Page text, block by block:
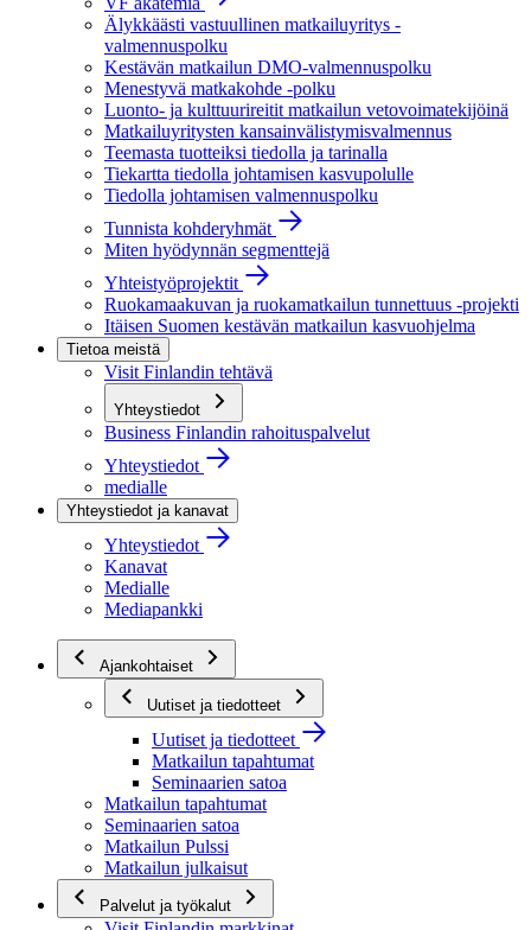
Älykkäästi vastuullinen matkailuyritys -
valmennuspolku
Kestävän matkailun DMO-valmennuspolku
Menestyvä matkakohde -polku
Luonto- ja kulttuurireitit matkailun vetovoimatekijöinä
Matkailuyritysten kansainvälistymisvalmennus
Teemasta tuotteiksi tiedolla ja tarinalla
Tiekartta tiedolla johtamisen kasvupolulle
Tiedolla johtamisen valmennuspolku
Tunnista kohderyhmät
Miten hyödynnän segmenttejä
Yhteistyöprojektit
Ruokamaakuvan ja ruokamatkailun tunnettuus -projekti
Itäisen Suomen kestävän matkailun kasvuohjelma
Tietoa meistä
Visit Finlandin tehtävä
Yhteystiedot
Business Finlandin rahoituspalvelut
Yhteystiedot
medialle
Yhteystiedot ja kanavat
Yhteystiedot
Kanavat
Medialle
Mediapankki
Ajankohtaiset
Uutiset ja tiedotteet
Uutiset ja tiedotteet
Matkailun tapahtumat
Seminaarien satoa
Matkailun tapahtumat
Seminaarien satoa
Matkailun Pulssi
Matkailun julkaisut
Palvelut ja työkalut